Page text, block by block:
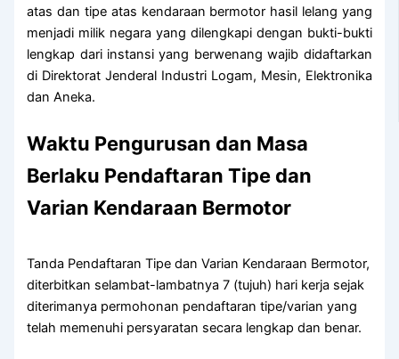
atas dan tipe atas kendaraan bermotor hasil lelang yang
menjadi milik negara yang dilengkapi dengan bukti-bukti
lengkap dari instansi yang berwenang wajib didaftarkan
di Direktorat Jenderal Industri Logam, Mesin, Elektronika
dan Aneka.
Waktu Pengurusan dan Masa
Berlaku Pendaftaran Tipe dan
Varian Kendaraan Bermotor
Tanda Pendaftaran Tipe dan Varian Kendaraan Bermotor,
diterbitkan selambat-lambatnya 7 (tujuh) hari kerja sejak
diterimanya permohonan pendaftaran tipe/varian yang
telah memenuhi persyaratan secara lengkap dan benar.